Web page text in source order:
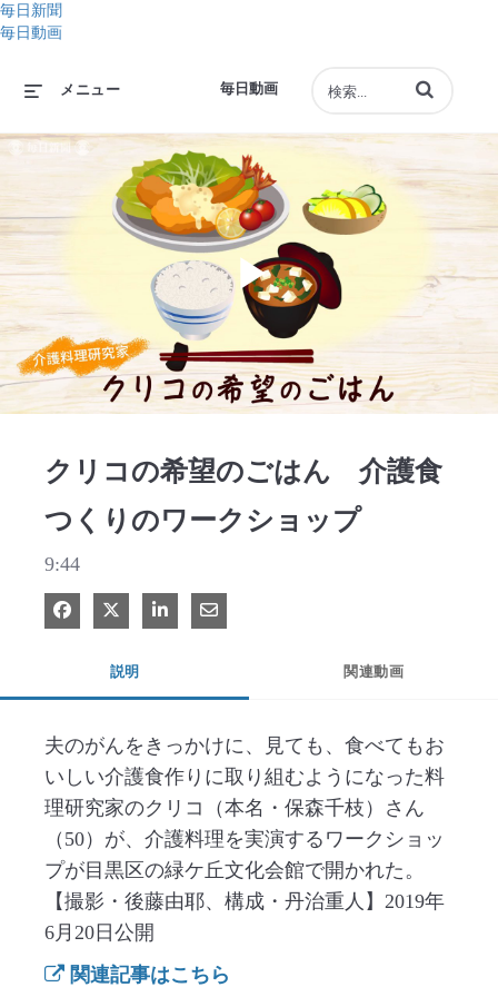
毎日新聞
毎日動画
毎日動画
メニュー 動画の検索語句
Play
クリコの希望のごはん 介護食
つくりのワークショップ
9:44
Facebook で共有
Xで共有する
LinkedIn で共有
電子メールで共有
説明 関連動画
夫のがんをきっかけに、見ても、食べてもお
いしい介護食作りに取り組むようになった料
理研究家のクリコ（本名・保森千枝）さん
（50）が、介護料理を実演するワークショッ
プが目黒区の緑ケ丘文化会館で開かれた。
【撮影・後藤由耶、構成・丹治重人】2019年
6月20日公開
関連記事はこちら